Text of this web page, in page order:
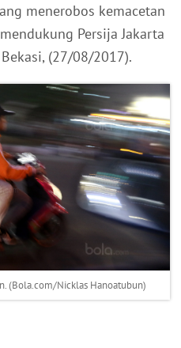
menerobos kemacetan
Persija Jakarta
(27/08/2017).
(Bola.com/Nicklas Hanoatubun)